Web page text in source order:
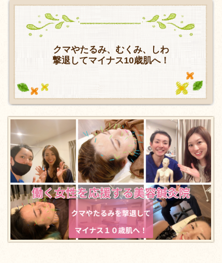
クマやたるみ、むくみ、しわ
撃退してマイナス10歳肌へ！